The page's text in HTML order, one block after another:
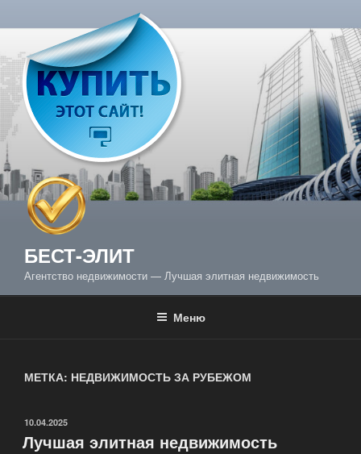
к
содержимому
БЕСТ-ЭЛИТ
Агентство недвижимости — Лучшая элитная недвижимость
Меню
МЕТКА: НЕДВИЖИМОСТЬ ЗА РУБЕЖОМ
ОПУБЛИКОВАНО
10.04.2025
Лучшая элитная недвижимость